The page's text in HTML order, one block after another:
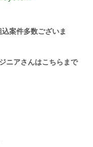
案件多数ございま
ニアさんはこちらまで